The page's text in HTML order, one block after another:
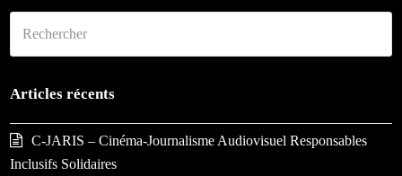
Articles récents
C-JARIS – Cinéma-Journalisme Audiovisuel Responsables
Inclusifs Solidaires